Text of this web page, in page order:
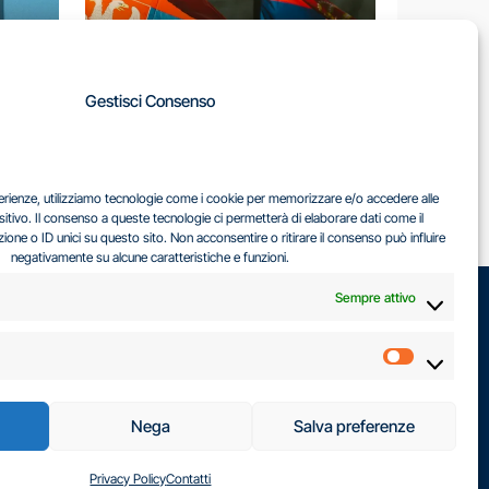
Gestisci Consenso
utilizziamo tecnologie come i cookie per memorizzare e/o accedere alle
Il consenso a queste tecnologie ci permetterà di elaborare dati come il
o ID unici su questo sito. Non acconsentire o ritirare il consenso può influire
negativamente su alcune caratteristiche e funzioni.
Sempre attivo
Nega Salva preferenze
Privacy PolicyContatti